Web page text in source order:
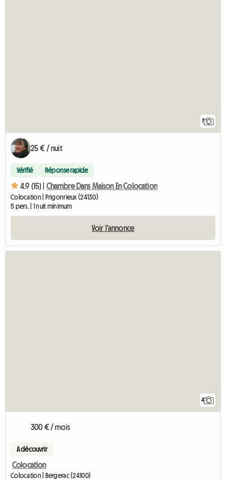
7
25 € / nuit
Vérifié Réponse rapide
4.9 (15) | Chambre Dans Maison En Colocation
Colocation | Prigonrieux (24130)
5 pers. | 1 nuit minimum
Voir l'annonce
4
300 € / mois
A découvrir
Colocation
Colocation | Bergerac (24100)